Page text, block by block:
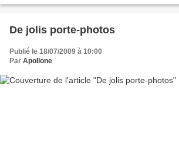
De jolis porte-photos
Publié le 18/07/2009 à 10:00
Par Apollone